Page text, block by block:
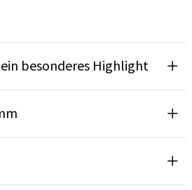
besonderes Highlight